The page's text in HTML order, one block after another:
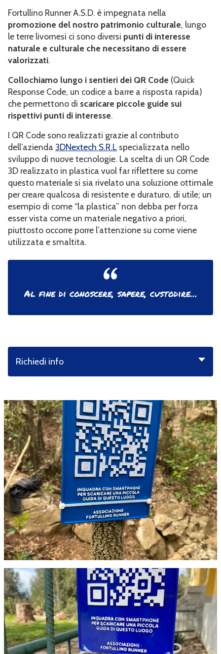
IL TESORO DI FORTULLINO RUNNER
BLOG
CONTATTI
REGISTRAZIONE
AREA TESSERATI
Fortullino Runner A.S.D. è impegnata nella
promozione del nostro patrimonio culturale, lungo
le terre livornesi ci sono diversi punti di interesse
naturale e culturale che necessitano di essere
valorizzati.
Collochiamo lungo i sentieri dei QR Code (Quick
Response Code, un codice a barre a risposta rapida)
che permettono di scaricare piccole guide sui
rispettivi punti di interesse.
I QR Code sono realizzati grazie al contributo
dell’azienda 3DNextech S.R.L specializzata nello
sviluppo di nuove tecnologie. La scelta di un QR Code
3D realizzato in plastica vuol far riflettere su come
questo materiale si sia rivelato una soluzione ottimale
per creare qualcosa di resistente e duraturo, di utile; un
esempio di come “la plastica” non debba per forza
esser vista come un materiale negativo a priori,
piuttosto occorre porre l’attenzione su come viene
utilizzata e smaltita.
Al fine di conoscere, sapere, custodire…
Richiedi info